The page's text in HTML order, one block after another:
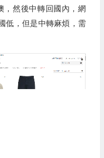
，然後中轉回國內，網
低，但是中轉麻煩，需